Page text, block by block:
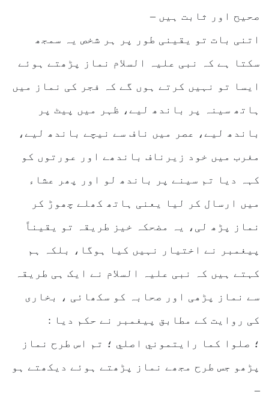
صحیح اور ثابت ہیں –
اتنی بات تو یقینی طور پر ہر شخص یہ سمجھ
سکتا ہے کہ نبی علیہ السلام نماز پڑھتے ہوئے
ایسا تو نہیں کرتے ہوں گے کہ فجر کی نماز میں
ہاتھ سینہ پر باندھ لیے، ظہر میں پیٹ پر
باندھ لیے، عصر میں ناف سے نیچے باندھ لیے،
مغرب میں خود زیرناف باندھے اور عورتوں کو
کہہ دیا تم سینے پر باندھ لو اور پھر عشاء
میں ارسال کر لیا یعنی ہاتھ کھلے چھوڑ کر
نماز پڑھ لی، یہ مضحکہ خیز طریقہ تو یقیناً
پیغمبر نے اختیار نہیں کیا ہوگا، بلکہ ہم
کہتے ہیں کہ نبی علیہ السلام نے ایک ہی طریقہ
سے نماز پڑھی اور صحابہ کو سکھائی ، بخاری
کی روایت کے مطابق پیغمبر نے حکم دیا :
؛ صلوا كما رايتموني اصلي ؛ تم اس طرح نماز
پڑھو جس طرح مجھے نماز پڑھتے ہوئے دیکھتے ہو
–